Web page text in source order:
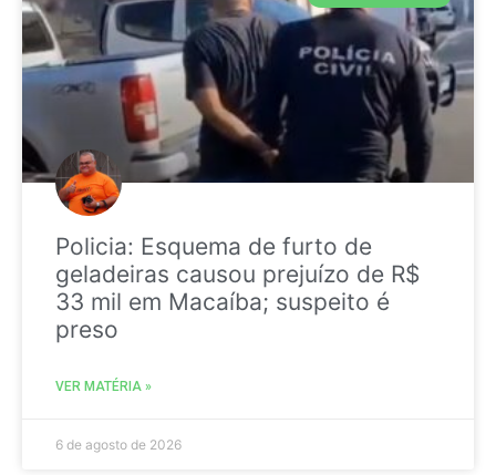
Policia: Esquema de furto de
geladeiras causou prejuízo de R$
33 mil em Macaíba; suspeito é
preso
VER MATÉRIA »
6 de agosto de 2026